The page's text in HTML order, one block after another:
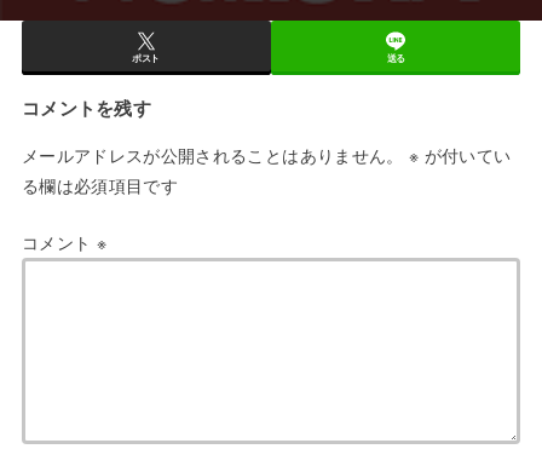
ポスト 送る
コメントを残す
メールアドレスが公開されることはありません。 ※ が付いてい
る欄は必須項目です
コメント ※